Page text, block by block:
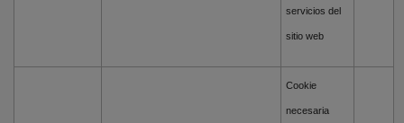
servicios del
sitio web
Cookie
necesaria